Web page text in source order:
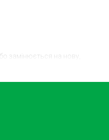
замінюється на нову,